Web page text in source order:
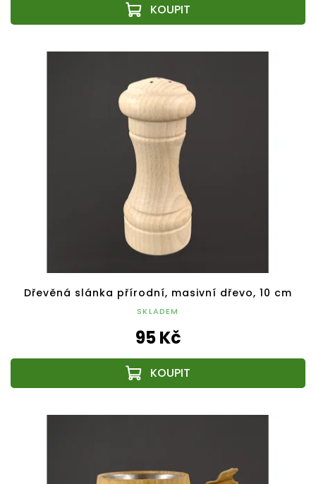
Dřevěná slánka přírodní, masivní dřevo, 10 cm
SKLADEM
95 Kč